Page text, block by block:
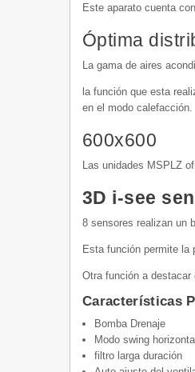
Este aparato cuenta
Óptima
La gama de aires
la función que esta
en el modo calefacción.
600x600
Las unidades MSPLZ
3D i-see
8 sensores realizan un
Esta función permite la
Otra función a
Características
Bomba Drenaje
Modo swing
filtro larga duración